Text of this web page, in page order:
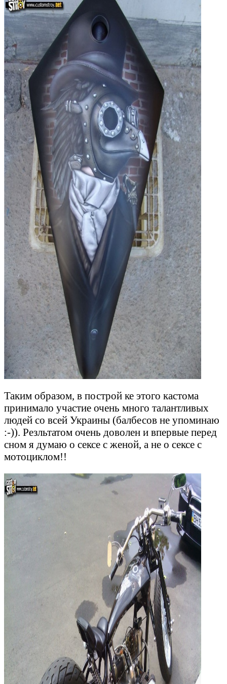
Таким образом, в построй ке этого кастома
принимало участие очень много талантливых
людей со всей Украины (балбесов не упоминаю
:-)). Резльтатом очень доволен и впервые перед
сном я думаю о сексе с женой, а не о сексе с
мотоциклом!!